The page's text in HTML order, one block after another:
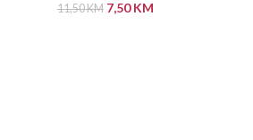
11,50KM 7,50KM